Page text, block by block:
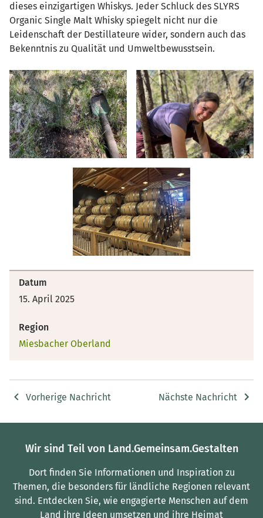
dieses einzigartigen Whiskys. Jeder Schluck des SLYRS
Organic Single Malt Whisky spiegelt nicht nur die
Leidenschaft der Destillateure wider, sondern auch das
Bekenntnis zu Qualität und Umweltbewusstsein.
Datum
15. April 2025
Region
Miesbacher Oberland
Vorherige Nachricht Nächste Nachricht
Wir sind Teil von Land.Gemeinsam.Gestalten
Dort finden Sie Informationen und Inspiration zu
Themen, die besonders für ländliche Regionen relevant
sind. Entdecken Sie, wie engagierte Menschen auf dem
Land ihre Ideen umsetzen und ihre Heimat